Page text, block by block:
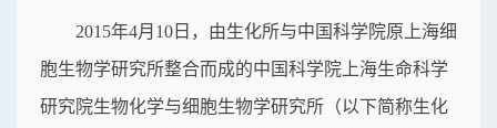
2015年4月10日，由生化所与中国科学院原上海细
胞生物学研究所整合而成的中国科学院上海生命科学
研究院生物化学与细胞生物学研究所（以下简称生化